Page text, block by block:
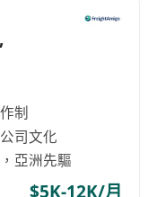
制
司文化
亞洲先驅
$5K-12K/月